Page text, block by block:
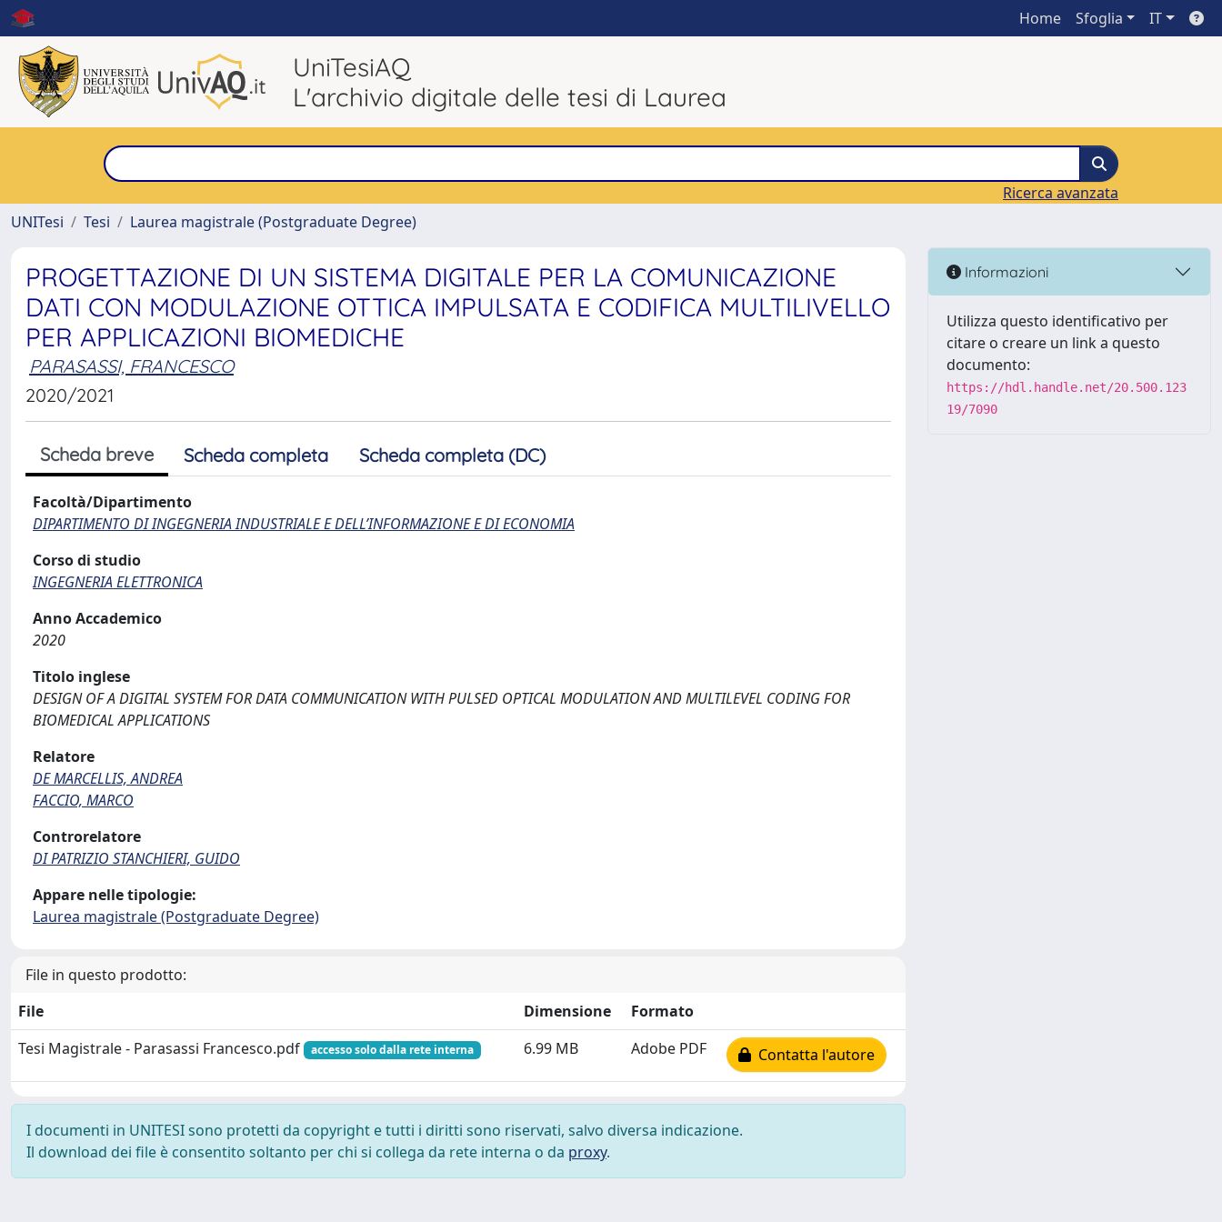
Home Sfoglia IT
UniTesiAQ
L'archivio digitale delle tesi di Laurea
Ricerca avanzata
UNITesi
Tesi Laurea magistrale (Postgraduate Degree)
PROGETTAZIONE DI UN SISTEMA DIGITALE PER LA COMUNICAZIONE
DATI CON MODULAZIONE OTTICA IMPULSATA E CODIFICA MULTILIVELLO
PER APPLICAZIONI BIOMEDICHE
PARASASSI, FRANCESCO
2020/2021
Scheda breve Scheda completa Scheda completa (DC)
Facoltà/Dipartimento
DIPARTIMENTO DI INGEGNERIA INDUSTRIALE E DELL’INFORMAZIONE E DI ECONOMIA
Corso di studio
INGEGNERIA ELETTRONICA
Anno Accademico
2020
Titolo inglese
DESIGN OF A DIGITAL SYSTEM FOR DATA COMMUNICATION WITH PULSED OPTICAL MODULATION AND MULTILEVEL CODING FOR
BIOMEDICAL APPLICATIONS
Relatore
DE MARCELLIS, ANDREA
FACCIO, MARCO
Controrelatore
DI PATRIZIO STANCHIERI, GUIDO
Appare nelle tipologie:
Laurea magistrale (Postgraduate Degree)
File in questo prodotto:
File
Dimensione
Formato
Tesi Magistrale - Parasassi Francesco.pdf
accesso solo dalla rete interna 6.99 MB Adobe PDF Contatta l'autore
I documenti in UNITESI sono protetti da copyright e tutti i diritti sono riservati, salvo diversa indicazione.
Il download dei file è consentito soltanto per chi si collega da rete interna o da proxy.
Informazioni
Utilizza questo identificativo per
citare o creare un link a questo
documento:
https://hdl.handle.net/20.500.123
19/7090